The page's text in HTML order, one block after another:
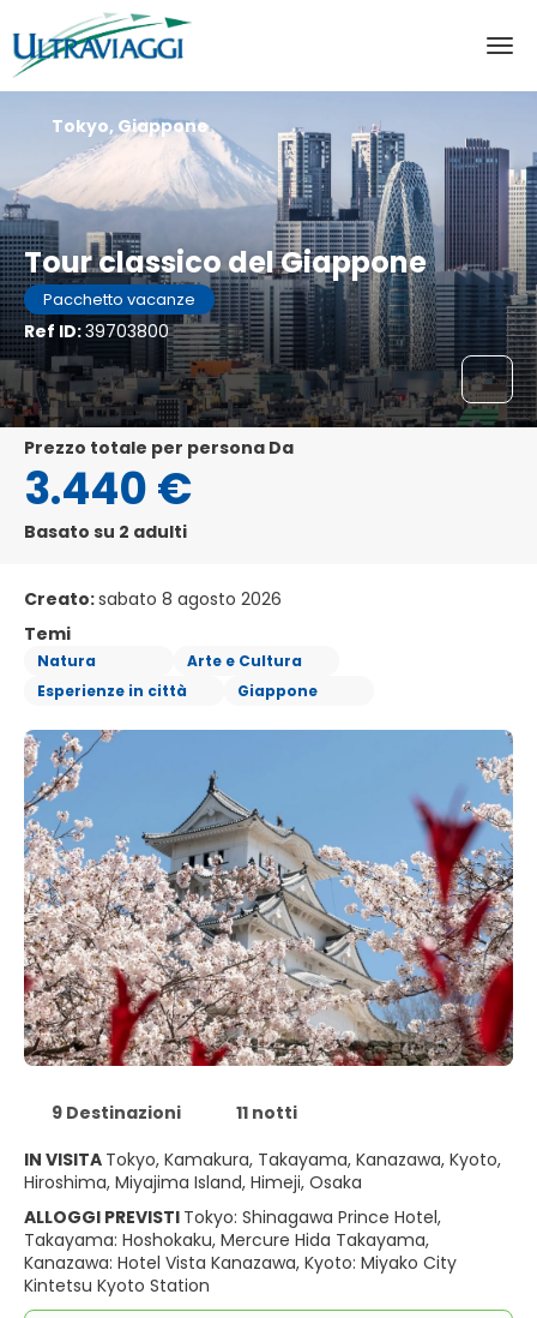
Tour classico del Giappone
Pacchetto vacanze
Ref ID:39703800
Tokyo, Giappone
Prezzo totale per persona Da
3.440 €
Basato su 2 adulti
Creato:sabato 8 agosto 2026
Temi
Natura
Arte e Cultura
Esperienze in città
Giappone
9 Destinazioni
11 notti
IN VISITA Tokyo, Kamakura, Takayama, Kanazawa, Kyoto,
Hiroshima, Miyajima Island, Himeji, Osaka
ALLOGGI PREVISTI Tokyo: Shinagawa Prince Hotel,
Takayama: Hoshokaku, Mercure Hida Takayama,
Kanazawa: Hotel Vista Kanazawa, Kyoto: Miyako City
Kintetsu Kyoto Station